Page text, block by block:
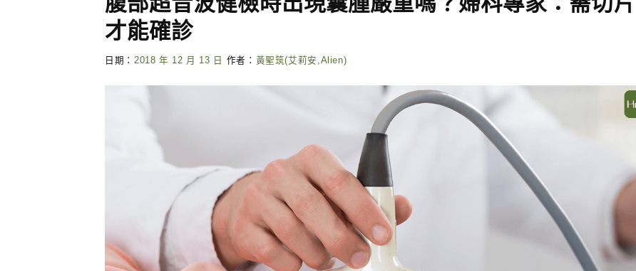
才能確診
日期： 2018 年 12 月 13 日 作者： 黃聖筑(艾莉安,Alien)